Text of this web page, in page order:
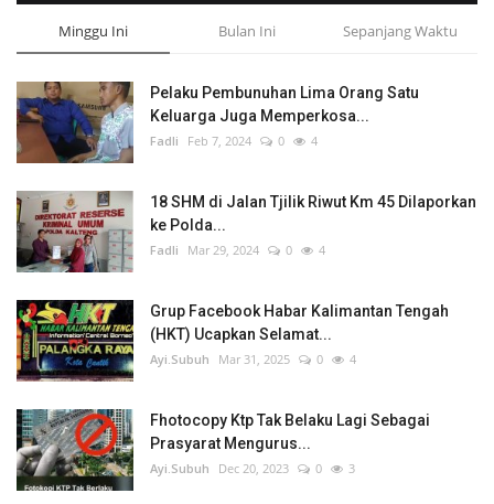
Minggu Ini Bulan Ini Sepanjang Waktu
Pelaku Pembunuhan Lima Orang Satu
Keluarga Juga Memperkosa...
Fadli Feb 7, 2024 0 4
18 SHM di Jalan Tjilik Riwut Km 45 Dilaporkan
ke Polda...
Fadli Mar 29, 2024 0 4
Grup Facebook Habar Kalimantan Tengah
(HKT) Ucapkan Selamat...
Ayi.Subuh Mar 31, 2025 0 4
Fhotocopy Ktp Tak Belaku Lagi Sebagai
Prasyarat Mengurus...
Ayi.Subuh Dec 20, 2023 0 3